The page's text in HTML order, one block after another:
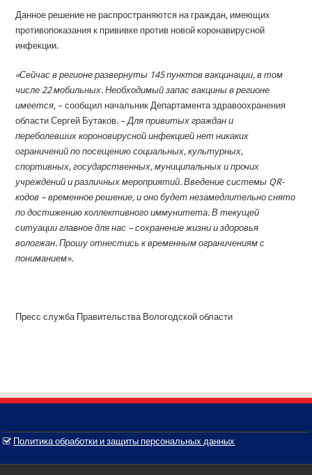
Данное решение не распространяются на граждан, имеющих
противопоказания к прививке против новой коронавирусной
инфекции.
«Сейчас в регионе развернуты 145 пунктов вакцинации, в том
числе 22 мобильных. Необходимый запас вакцины в регионе
имеется , – сообщил начальник Департамента здравоохранения
области Сергей Бутаков. –Для привитых граждан и
переболевших короновирусной инфекцией нет никаких
ограничений по посещению социальных, культурных,
спортивных, государственных, муниципальных и прочих
учреждений и различных мероприятий. Введение системы QR-
кодов – временное решение, и оно будет незамедлительно снято
по достижению коллективного иммунитета. В текущей
ситуации главное для нас – сохранение жизни и здоровья
вологжан. Прошу отнестись к временным ограничениям с
пониманием».
Пресс служба Правительства Вологодской области
Политика обработки и защиты персональных данных